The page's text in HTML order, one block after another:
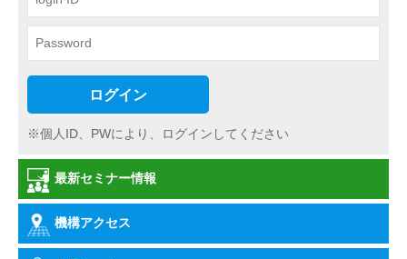
ログイン
※個人ID、PWにより、ログインしてください
最新セミナー情報
機構アクセス